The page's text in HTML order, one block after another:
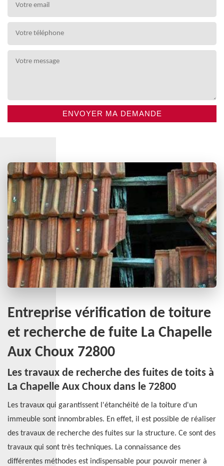
Entreprise vérification de toiture
et recherche de fuite La Chapelle
Aux Choux 72800
Les travaux de recherche des fuites de toits à
La Chapelle Aux Choux dans le 72800
Les travaux qui garantissent l'étanchéité de la toiture d'un
immeuble sont innombrables. En effet, il est possible de réaliser
des travaux de recherche des fuites sur la structure. Ce sont des
travaux qui sont très techniques. La connaissance des
différentes méthodes est indispensable pour pouvoir mener à